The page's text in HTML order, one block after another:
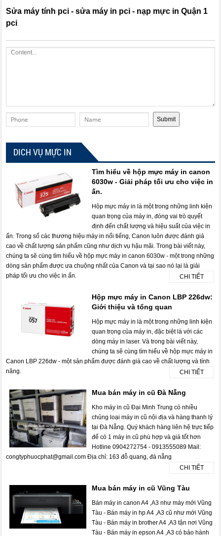
Sửa máy tính pci - sửa máy in pci - nạp mực in Quận 1
pci
DICH VỤ MỰC IN
Tìm hiểu về hộp mực máy in canon
6030w - Giải pháp tối ưu cho việc in
ấn.
Hộp mực máy in là một trong những linh kiện
quan trọng của máy in, đóng vai trò quyết
định đến chất lượng và hiệu suất của việc in
ấn. Trong số các thương hiệu máy in nổi tiếng, Canon luôn được đánh giá
cao về chất lượng sản phẩm cũng như dịch vụ hậu mãi. Trong bài viết này,
chúng ta sẽ cùng tìm hiểu về hộp mực máy in canon 6030w - một trong những
dòng sản phẩm được ưa chuộng nhất của Canon và tại sao nó lại là giải
pháp tối ưu cho việc in ấn.
CHI TIẾT
Hộp mực máy in Canon LBP 226dw:
Giới thiệu và tổng quan
Hộp mực máy in là một trong những linh kiện
quan trọng của máy in, đặc biệt là với các
dòng máy in laser. Và trong bài viết này,
chúng ta sẽ cùng tìm hiểu về hộp mực máy in
Canon LBP 226dw - một sản phẩm được đánh giá cao về chất lượng và tính
năng.
CHI TIẾT
Mua bán máy in cũ Đà Nẵng
Kho máy in cũ Đại Minh Trung có nhiều
chủng loại máy in cũ nội địa và hàng thanh lý
tại Đà Nẵng. Quý khách hàng liên hệ trực tiếp
để có 1 máy in cũ phù hợp và giá tốt hơn
Hotline 0904272754 - 0913555089 Mail:
congtyphuocphat@gmail.com Địa chỉ: 163 đỗ quang, đà nẵng
CHI TIẾT
Mua bán máy in cũ Vũng Tàu
Bán máy in canon A4 ,A3 như máy mới Vũng
Tàu - Bán máy in hp A4 ,A3 cũ như mới Vũng
Tàu - Bán máy in brother A4 ,A3 tận nơi Vũng
Tàu - Bán máy in epson A4 ,A3 có bảo hành